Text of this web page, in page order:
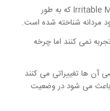
به عارضه اخلاقی مردان یا Irritable Male Syndrome که به طور
نمی کنند اما چرخه
ها تغییراتی می کنند
می شود در وضعیت